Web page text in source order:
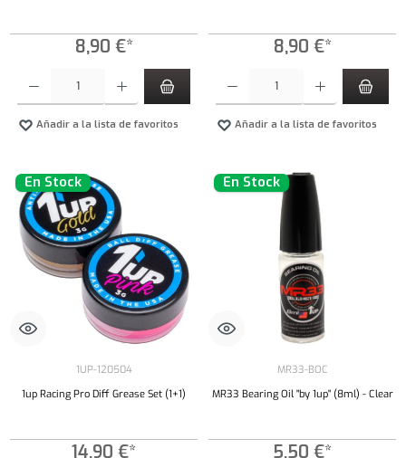
8,90 €*
Añadir a la lista de favoritos
8,90 €*
Añadir a la lista de favoritos
En Stock
1UP-120504
1up Racing Pro Diff Grease Set (1+1)
14,90 €*
En Stock
MR33-BOC
MR33 Bearing Oil "by 1up" (8ml) - Clear
5,50 €*